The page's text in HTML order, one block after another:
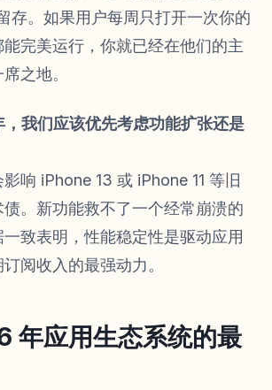
存。如果用户每周只打开一次你的
完美运行，你就已经在他们的主
之地。
我们应该优先考虑功能扩张还是
响 iPhone 13 或 iPhone 11 等旧
。新功能救不了一个经常崩溃的
致表明，性能稳定性是驱动应用
阅收入的最强动力。
年应用生态系统的最